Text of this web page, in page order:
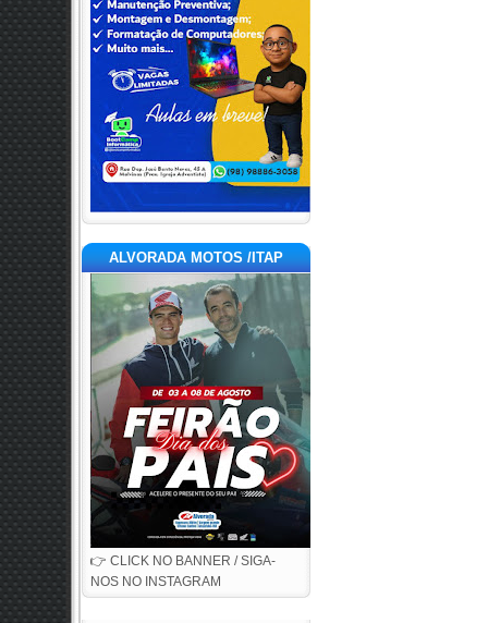
ALVORADA MOTOS /ITAP
👉 CLICK NO BANNER / SIGA-
NOS NO INSTAGRAM